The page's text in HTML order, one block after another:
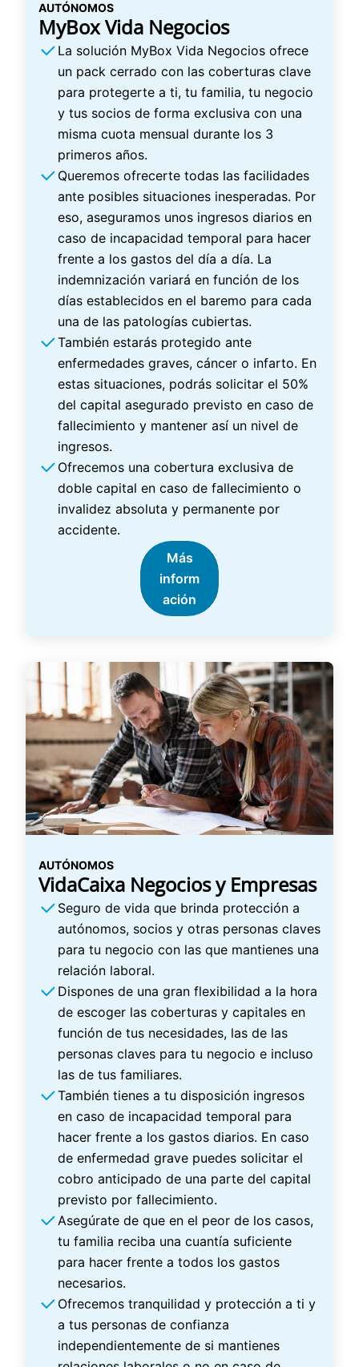
AUTÓNOMOS
MyBox Vida Negocios
La solución MyBox Vida Negocios ofrece
un pack cerrado con las coberturas clave
para protegerte a ti, tu familia, tu negocio
y tus socios de forma exclusiva con una
misma cuota mensual durante los 3
primeros años.
Queremos ofrecerte todas las facilidades
ante posibles situaciones inesperadas. Por
eso, aseguramos unos ingresos diarios en
caso de incapacidad temporal para hacer
frente a los gastos del día a día. La
indemnización variará en función de los
días establecidos en el baremo para cada
una de las patologías cubiertas.
También estarás protegido ante
enfermedades graves, cáncer o infarto. En
estas situaciones, podrás solicitar el 50%
del capital asegurado previsto en caso de
fallecimiento y mantener así un nivel de
ingresos.
Ofrecemos una cobertura exclusiva de
doble capital en caso de fallecimiento o
invalidez absoluta y permanente por
accidente.
Más
inform
ación
AUTÓNOMOS
VidaCaixa Negocios y Empresas
Seguro de vida que brinda protección a
autónomos, socios y otras personas claves
para tu negocio con las que mantienes una
relación laboral.
Dispones de una gran flexibilidad a la hora
de escoger las coberturas y capitales en
función de tus necesidades, las de las
personas claves para tu negocio e incluso
las de tus familiares.
También tienes a tu disposición ingresos
en caso de incapacidad temporal para
hacer frente a los gastos diarios. En caso
de enfermedad grave puedes solicitar el
cobro anticipado de una parte del capital
previsto por fallecimiento.
Asegúrate de que en el peor de los casos,
tu familia reciba una cuantía suficiente
para hacer frente a todos los gastos
necesarios.
Ofrecemos tranquilidad y protección a ti y
a tus personas de confianza
independientemente de si mantienes